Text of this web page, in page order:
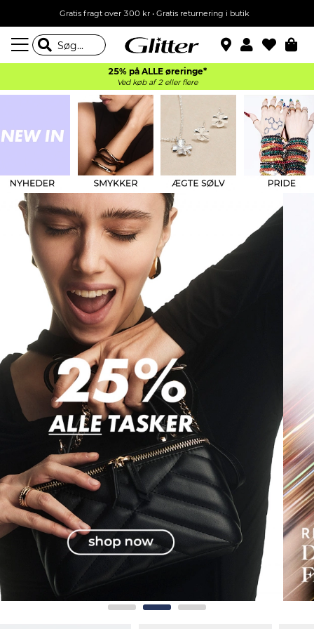
Gratis fragt over 300 kr • Gratis returnering i butik
25% på ALLE øreringe*
Ved køb af 2 eller flere